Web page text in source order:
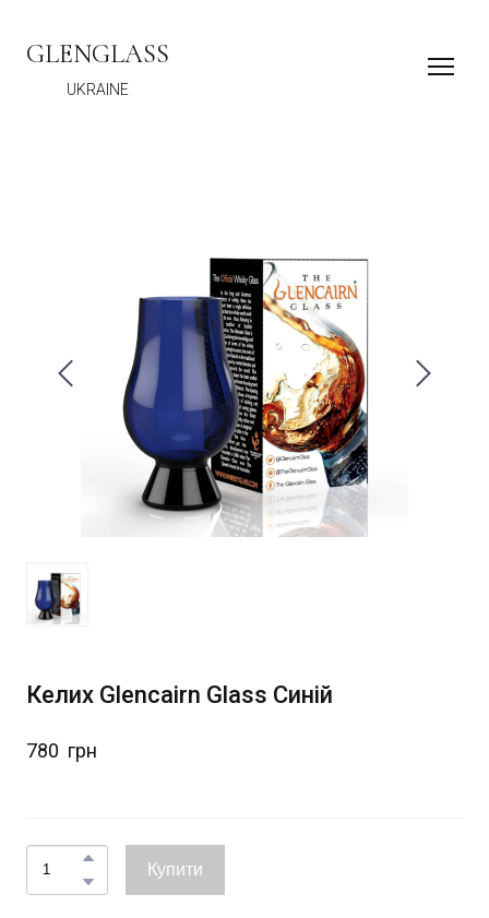
GLENGLASS
UKRAINE
Келих Glencairn Glass Синій
780  грн
Купити